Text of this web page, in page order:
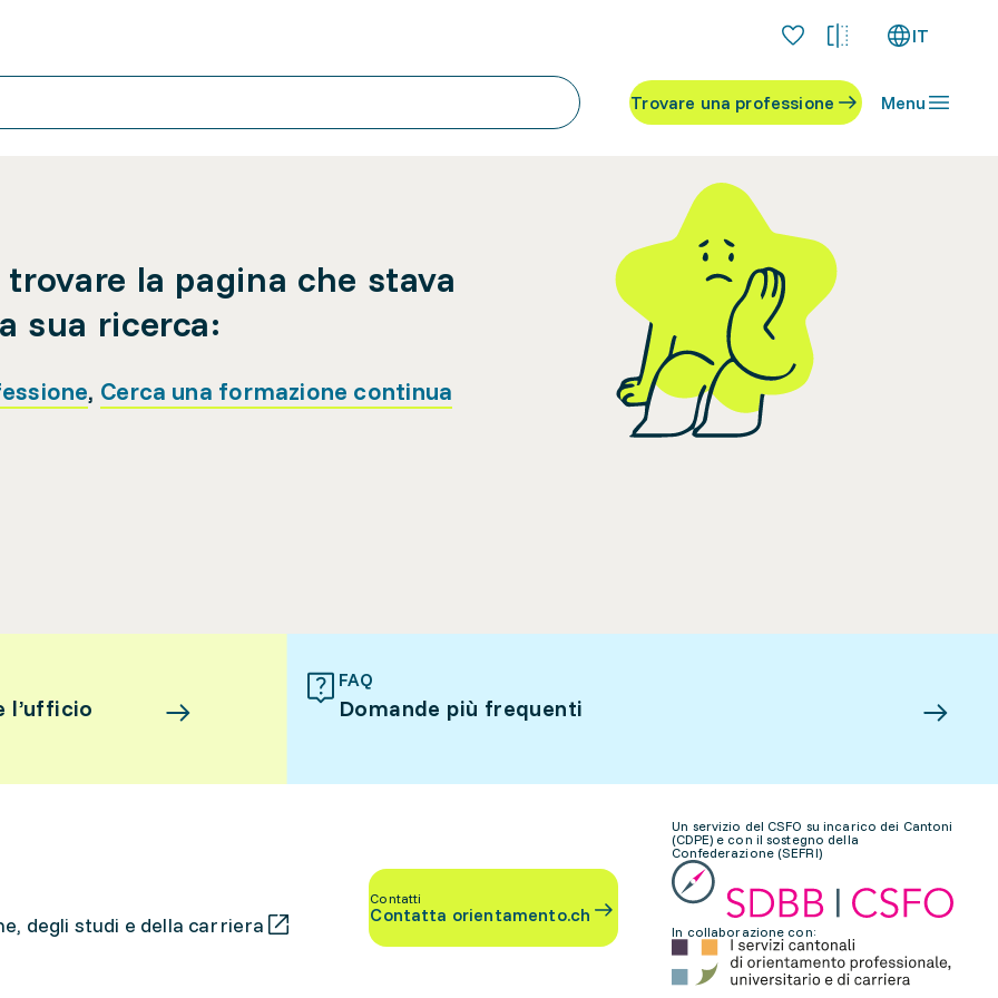
IT
Trovare una professione Menu
la pagina che stava
sua ricerca:
, Cerca una formazione continua
l’ufficio
FAQ
Domande più frequenti
degli studi e della carriera
Contatti
Contatta orientamento.ch
Un servizio del CSFO su incarico dei Cantoni
(CDPE) e con il sostegno della
Confederazione (SEFRI)
In collaborazione con: